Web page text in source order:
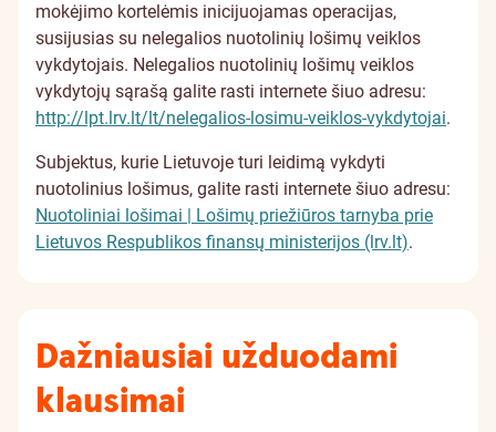
mokėjimo kortelėmis inicijuojamas operacijas,
susijusias su nelegalios nuotolinių lošimų veiklos
vykdytojais. Nelegalios nuotolinių lošimų veiklos
vykdytojų sąrašą galite rasti internete šiuo adresu:
http://lpt.lrv.lt/lt/nelegalios-losimu-veiklos-vykdytojai.
Subjektus, kurie Lietuvoje turi leidimą vykdyti
nuotolinius lošimus, galite rasti internete šiuo adresu:
Nuotoliniai lošimai | Lošimų priežiūros tarnyba prie
Lietuvos Respublikos finansų ministerijos (lrv.lt).
Dažniausiai užduodami
klausimai